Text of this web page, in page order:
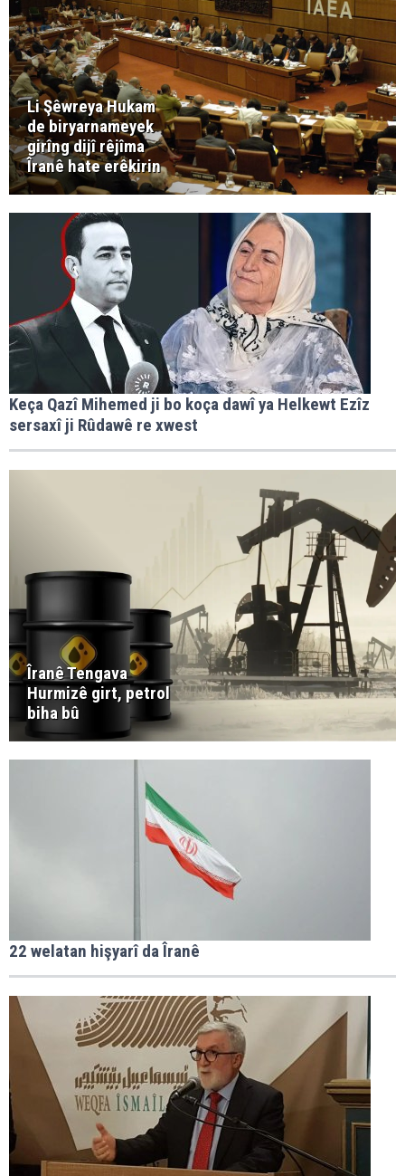
Li Şêwreya Hukam
de biryarnameyek
girîng dijî rêjîma
Îranê hate erêkirin
Keça Qazî Mihemed ji bo koça dawî ya Helkewt Ezîz
sersaxî ji Rûdawê re xwest
Îranê Tengava
Hurmizê girt, petrol
biha bû
22 welatan hişyarî da Îranê